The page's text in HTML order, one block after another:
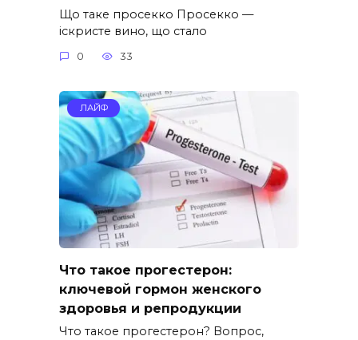
Що таке просекко Просекко —
іскристе вино, що стало
0 33
ЛАЙФ
Что такое прогестерон:
ключевой гормон женского
здоровья и репродукции
Что такое прогестерон? Вопрос,